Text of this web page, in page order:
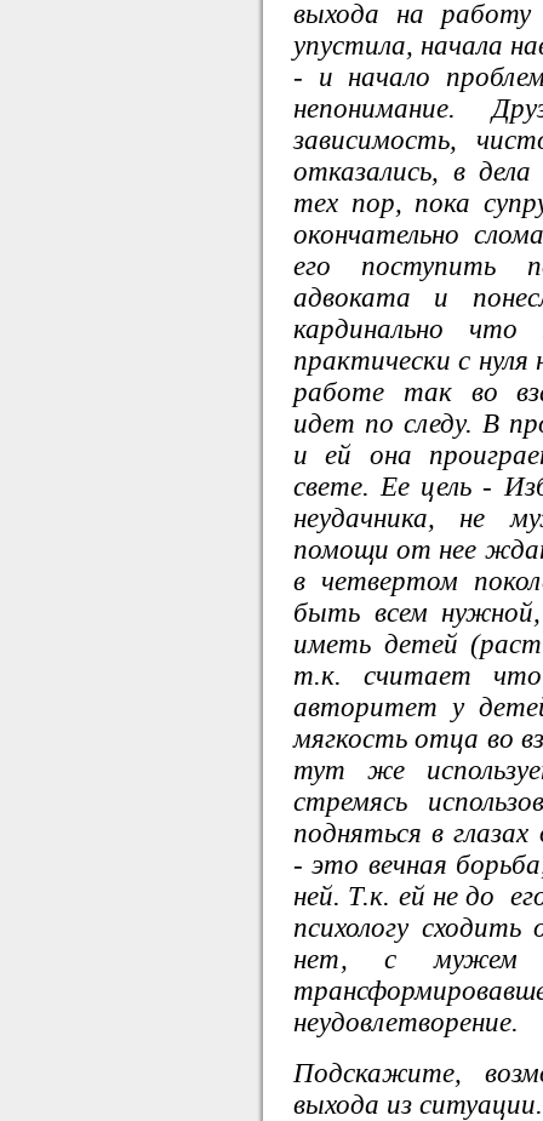
выхода на работу
упустила, начала
- и начало
непонимание.
зависимость,
отказались, в
тех пор, пока
окончательно
его поступить
адвоката и
кардинально
практически с
работе так во
идет по следу. В
и ей она
свете. Ее цель -
неудачника, не
помощи от нее
в четвертом
быть всем
иметь детей
т.к. считает что
авторитет у
мягкость отца во
тут же
стремясь
подняться в
- это вечная
ней. Т.к. ей не до
психологу
нет, с мужем
неудовлетворение.
Подскажите,
выхода из ситуации.